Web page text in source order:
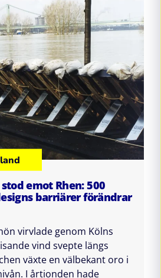
emot Rhen: 500
barriärer förändrar
virvlade genom Kölns
vind svepte längs
växte en välbekant oro i
I årtionden hade